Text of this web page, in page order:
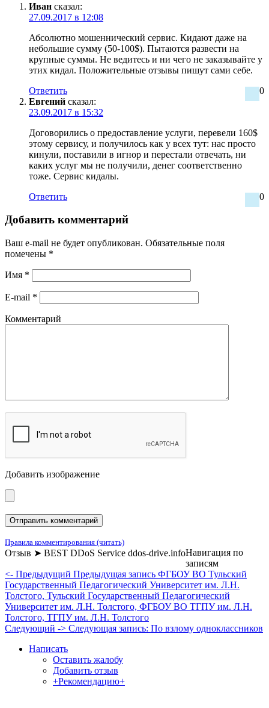
Иван сказал:
27.09.2017 в 12:08
Абсолютно мошеннический сервис. Кидают даже на
небольшие сумму (50-100$). Пытаются развести на
крупные суммы. Не ведитесь и ни чего не заказывайте у
этих кидал. Положительные отзывы пишут сами себе.
0
Ответить
Евгений сказал:
23.09.2017 в 15:32
Договорились о предоставление услуги, перевели 160$
этому сервису, и получилось как у всех тут: нас просто
кинули, поставили в игнор и перестали отвечать, ни
каких услуг мы не получили, денег соответственно
тоже. Сервис кидалы.
0
Ответить
Добавить комментарий
Ваш e-mail не будет опубликован. Обязательные поля
помечены *
Имя *
E-mail *
Комментарий
Добавить изображение
Правила комментирования (читать)
Отзыв ➤ BEST DDoS Service ddos-drive.infoНавигация по
записям
<- Предыдущий Предыдущая запись ФГБОУ ВО Тульский
Государственный Педагогический Университет им. Л.Н.
Толстого, Тульский Государственный Педагогический
Университет им. Л.Н. Толстого, ФГБОУ ВО ТГПУ им. Л.Н.
Толстого, ТГПУ им. Л.Н. Толстого
Следующий -> Следующая запись: По взлому одноклассников
Написать
Оставить жалобу
Добавить отзыв
+Рекомендацию+